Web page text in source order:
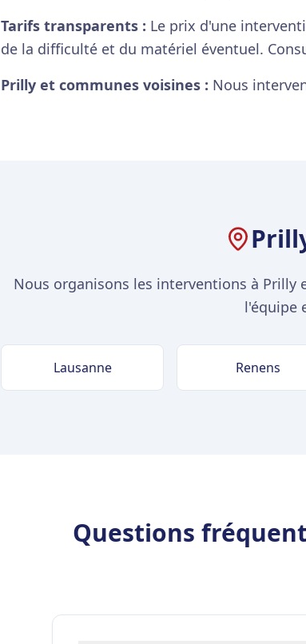
Tarifs transparents : Le prix d'une
de la difficulté et du matériel éventuel.
Prilly et communes voisines : Nous
Nous organisons les interventions à
l'équipe
Lausanne Renens
Questions